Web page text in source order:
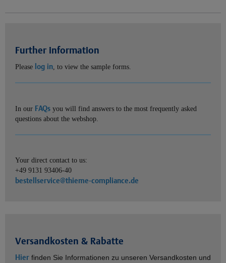
Further information
Please log in, to view the sample forms.
In our FAQs you will find answers to the most frequently asked
questions about the webshop.
Your direct contact to us:
+49 9131 93406-40
bestellservice@thieme-compliance.de
Versandkosten & Rabatte
Hier finden Sie Informationen zu unseren Versandkosten und